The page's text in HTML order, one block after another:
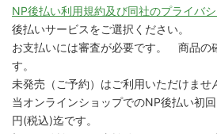
NP後払い利用規約及び同社のプライバ
後払いサービスをご選択ください。
お支払いには審査が必要です。 商品の
す。
未発売（ご予約）はご利用いただけませ
当オンラインショップでのNP後払い初
円(税込)迄です。